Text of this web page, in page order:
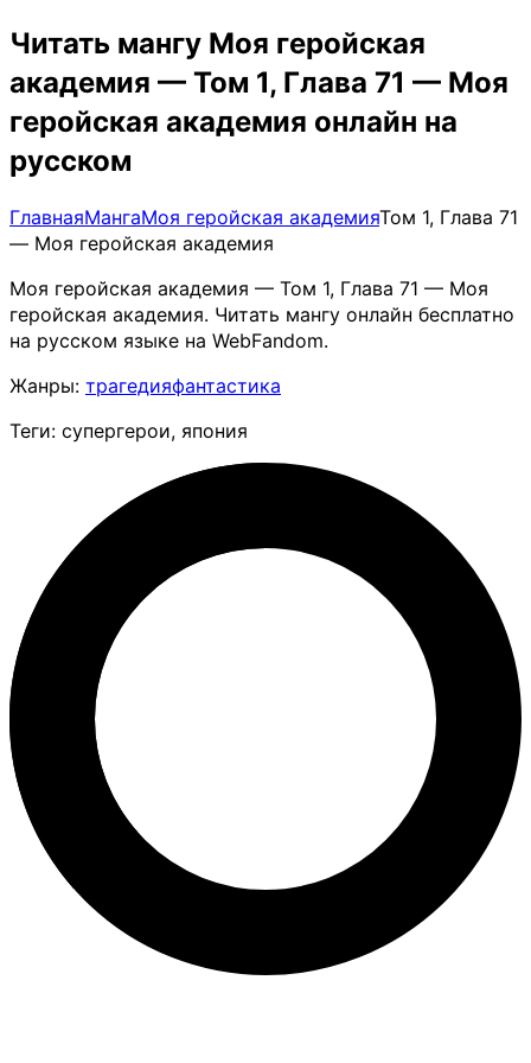
Читать мангу Моя геройская
академия — Том 1, Глава 71 — Моя
геройская академия онлайн на
русском
ГлавнаяМангаМоя геройская академияТом 1, Глава 71
— Моя геройская академия
Моя геройская академия — Том 1, Глава 71 — Моя
геройская академия. Читать мангу онлайн бесплатно
на русском языке на WebFandom.
Жанры: трагедияфантастика
Теги: супергерои, япония